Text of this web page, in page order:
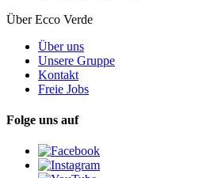
Über Ecco Verde
Über uns
Unsere Gruppe
Kontakt
Freie Jobs
Folge uns auf